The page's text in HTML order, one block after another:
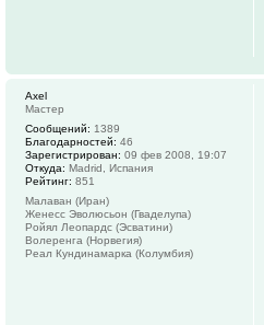
Axel
Мастер
Сообщений: 1389
Благодарностей: 46
Зарегистрирован: 09 фев 2008, 19:07
Откуда: Madrid, Испания
Рейтинг: 851
Малаван (Иран)
Женесс Эволюсьон (Гваделупа)
Ройял Леопардс (Эсватини)
Волеренга (Норвегия)
Реал Кундинамарка (Колумбия)